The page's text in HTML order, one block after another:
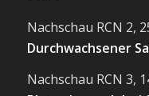
Nachschau RCN 2,
Durchwachsener
Nachschau RCN 3,